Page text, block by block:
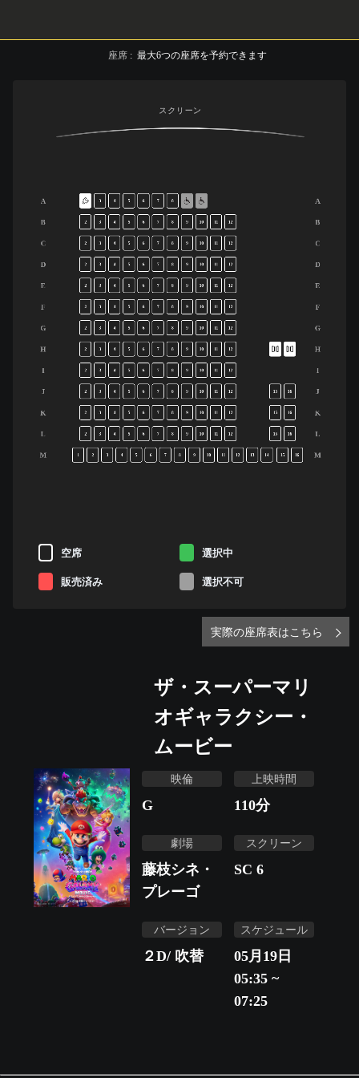
座席 : 最大6つの座席を予約できます
スクリーン
A
B
C
D
E
F
G
H
I
J
K
L
M
A
B
C
D
E
F
G
H
I
J
K
L
M
3 4 5 6 7 8
2 3 4 5 6 7 8 9 10 11 12
2 3 4 5 6 7 8 9 10 11 12
2 3 4 5 6 7 8 9 10 11 12
2 3 4 5 6 7 8 9 10 11 12
2 3 4 5 6 7 8 9 10 11 12
2 3 4 5 6 7 8 9 10 11 12
2 3 4 5 6 7 8 9 10 11 12
2 3 4 5 6 7 8 9 10 11 12
2 3 4 5 6 7 8 9 10 11 12 15 16
2 3 4 5 6 7 8 9 10 11 12 15 16
2 3 4 5 6 7 8 9 10 11 12 15 16
2 3 4 5 6 7 8 9 10 11 12 13 14 15 16
空席 選択中
販売済み 選択不可
実際の座席表はこちら
ザ・スーパーマリ
オギャラクシー・
ムービー
映倫
G
上映時間
110分
劇場
藤枝シネ・
プレーゴ
スクリーン
SC 6
バージョン
２D/ 吹替
スケジュール
05月19日
05:35 ~
07:25